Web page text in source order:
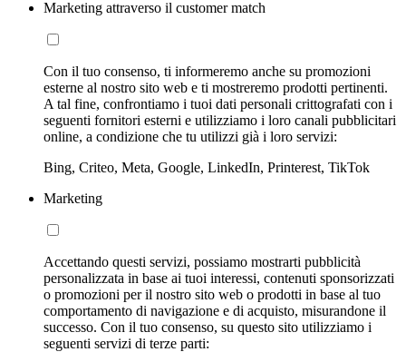
Marketing attraverso il customer match
Con il tuo consenso, ti informeremo anche su promozioni
esterne al nostro sito web e ti mostreremo prodotti pertinenti.
A tal fine, confrontiamo i tuoi dati personali crittografati con i
seguenti fornitori esterni e utilizziamo i loro canali pubblicitari
online, a condizione che tu utilizzi già i loro servizi:
Bing, Criteo, Meta, Google, LinkedIn, Printerest, TikTok
Marketing
Accettando questi servizi, possiamo mostrarti pubblicità
personalizzata in base ai tuoi interessi, contenuti sponsorizzati
o promozioni per il nostro sito web o prodotti in base al tuo
comportamento di navigazione e di acquisto, misurandone il
successo. Con il tuo consenso, su questo sito utilizziamo i
seguenti servizi di terze parti: